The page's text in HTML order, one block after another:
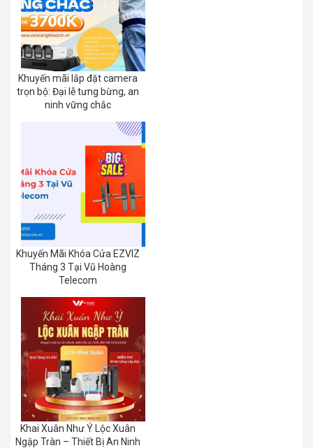
Khuyến mãi lắp đặt camera
trọn bộ: Đại lễ tưng bừng, an
ninh vững chắc
Khuyến Mãi Khóa Cửa EZVIZ
Tháng 3 Tại Vũ Hoàng
Telecom
Khai Xuân Như Ý Lộc Xuân
Ngập Tràn – Thiết Bị An Ninh